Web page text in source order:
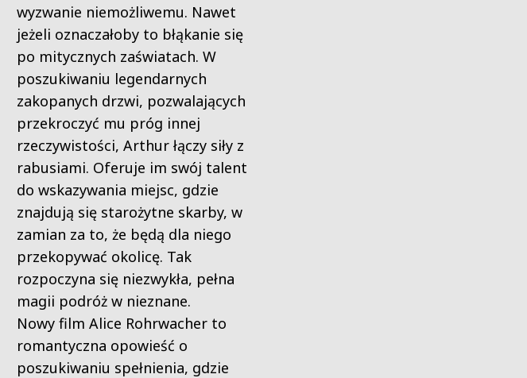
wyzwanie niemożliwemu. Nawet
jeżeli oznaczałoby to błąkanie się
po mitycznych zaświatach. W
poszukiwaniu legendarnych
zakopanych drzwi, pozwalających
przekroczyć mu próg innej
rzeczywistości, Arthur łączy siły z
rabusiami. Oferuje im swój talent
do wskazywania miejsc, gdzie
znajdują się starożytne skarby, w
zamian za to, że będą dla niego
przekopywać okolicę. Tak
rozpoczyna się niezwykła, pełna
magii podróż w nieznane.
Nowy film Alice Rohrwacher to
romantyczna opowieść o
poszukiwaniu spełnienia, gdzie